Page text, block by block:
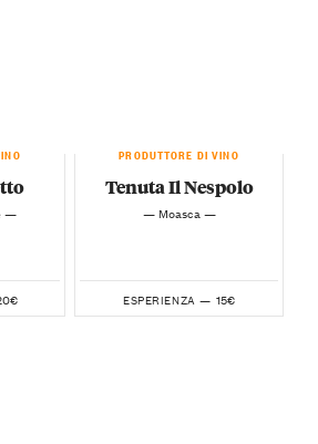
—
PRODUTTORE DI VINO
Tenuta Il Nespolo
— Moasca —
ESPERIENZA — 15€